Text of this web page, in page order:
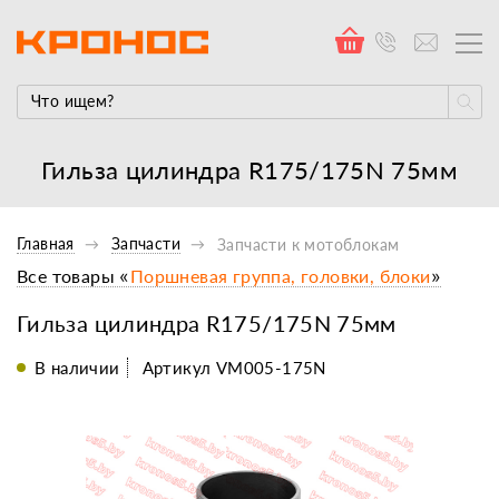
Гильза цилиндра R175/175N 75мм
Главная Запчасти Запчасти к мотоблокам
Гильза цилиндра R175/175N 75мм
Все товары «Поршневая группа, головки, блоки»
В наличии Артикул VM005-175N